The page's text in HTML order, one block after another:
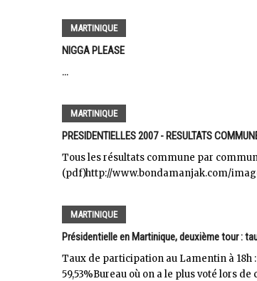
MARTINIQUE
NIGGA PLEASE
...
MARTINIQUE
PRESIDENTIELLES 2007 - RESULTATS
Tous les résultats commune par
(pdf)http://www.bondamanjak.com/
MARTINIQUE
Présidentielle en Martinique, deuxième tour :
Taux de participation au Lamentin à 18h
59,53%Bureau où on a le plus voté lors de